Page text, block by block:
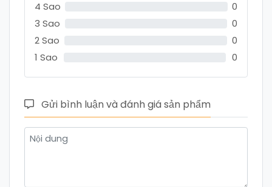
4 Sao
0
3 Sao
0
2 Sao
0
1 Sao
0
Gửi bình luận và đánh giá sản phẩm